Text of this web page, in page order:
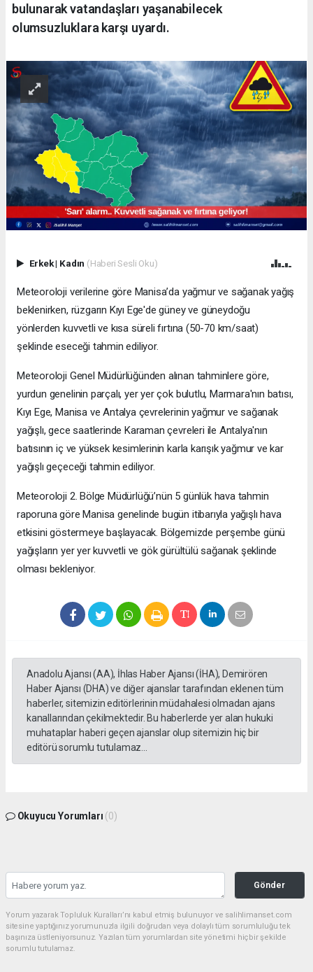
bulunarak vatandaşları yaşanabilecek
olumsuzluklara karşı uyardı.
Erkek| Kadın (Haberi Sesli Oku)
Meteoroloji verilerine göre Manisa’da yağmur ve sağanak yağış
beklenirken, rüzgarın Kıyı Ege'de güney ve güneydoğu
yönlerden kuvvetli ve kısa süreli fırtına (50-70 km/saat)
şeklinde eseceği tahmin ediliyor.
Meteoroloji Genel Müdürlüğünden alınan tahminlere göre,
yurdun genelinin parçalı, yer yer çok bulutlu, Marmara'nın batısı,
Kıyı Ege, Manisa ve Antalya çevrelerinin yağmur ve sağanak
yağışlı, gece saatlerinde Karaman çevreleri ile Antalya'nın
batısının iç ve yüksek kesimlerinin karla karışık yağmur ve kar
yağışlı geçeceği tahmin ediliyor.
Meteoroloji 2. Bölge Müdürlüğü’nün 5 günlük hava tahmin
raporuna göre Manisa genelinde bugün itibarıyla yağışlı hava
etkisini göstermeye başlayacak. Bölgemizde perşembe günü
yağışların yer yer kuvvetli ve gök gürültülü sağanak şeklinde
olması bekleniyor.
Anadolu Ajansı (AA), İhlas Haber Ajansı (İHA), Demirören
Haber Ajansı (DHA) ve diğer ajanslar tarafından eklenen tüm
haberler, sitemizin editörlerinin müdahalesi olmadan ajans
kanallarından çekilmektedir. Bu haberlerde yer alan hukuki
muhataplar haberi geçen ajanslar olup sitemizin hiç bir
editörü sorumlu tutulamaz...
Okuyucu Yorumları (0)
Gönder
Yorum yazarak Topluluk Kuralları’nı kabul etmiş bulunuyor ve salihlimanset.com
sitesine yaptığınız yorumunuzla ilgili doğrudan veya dolaylı tüm sorumluluğu tek
başınıza üstleniyorsunuz. Yazılan tüm yorumlardan site yönetimi hiçbir şekilde
sorumlu tutulamaz.